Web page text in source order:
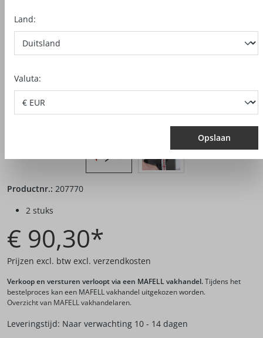
Productnr.: 207770
2 stuks
€ 90,30*
Prijzen excl. btw excl. verzendkosten
Verkoop en versturen verloopt via een MAFELL vakhandel.Tijdens het
bestelproces kan een MAFELL vakhandel uitgekozen worden.
Overzicht van MAFELL vakhandelaren.
Leveringstijd: Naar verwachting 10 - 14 dagen
Land:
Valuta:
Opslaan